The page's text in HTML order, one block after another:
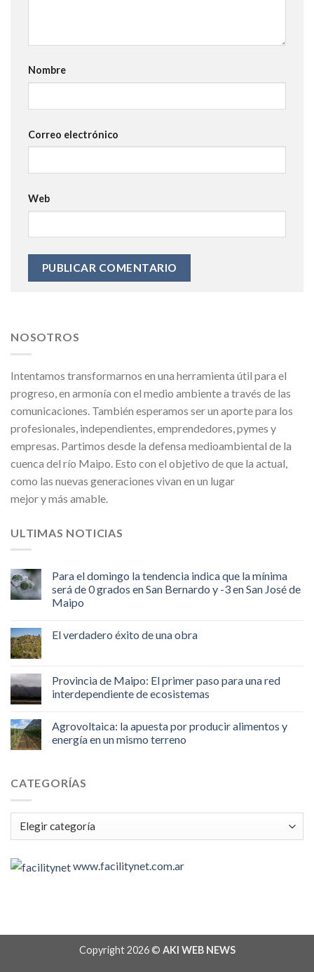
Nombre
Correo electrónico
Web
NOSOTROS
Intentamos transformarnos en una herramienta útil para el
progreso, en armonía con el medio ambiente a través de las
comunicaciones. También esperamos ser un aporte para los
profesionales, independientes, emprendedores, pymes y
empresas. Partimos desde la defensa medioambiental de la
cuenca del río Maipo. Esto con el objetivo de que la actual,
como las nuevas generaciones vivan en un lugar
mejor y más amable.
ULTIMAS NOTICIAS
Para el domingo la tendencia indica que la mínima
será de 0 grados en San Bernardo y -3 en San José de
Maipo
El verdadero éxito de una obra
Provincia de Maipo: El primer paso para una red
interdependiente de ecosistemas
Agrovoltaica: la apuesta por producir alimentos y
energía en un mismo terreno
CATEGORÍAS
Categorías
www.facilitynet.com.ar
Copyright 2026 © AKI WEB NEWS